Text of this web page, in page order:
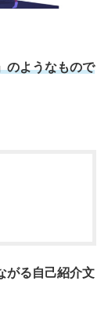
のようなもので
がる自己紹介文